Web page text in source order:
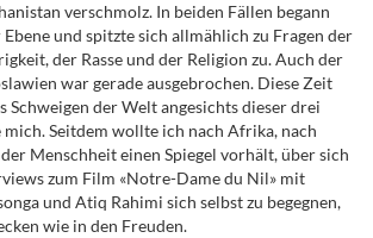
verschmolz. In beiden Fällen begann
und spitzte sich allmählich zu Fragen der
der Rasse und der Religion zu. Auch der
war gerade ausgebrochen. Diese Zeit
Schweigen der Welt angesichts dieser drei
mich. Seitdem wollte ich nach Afrika, nach
der Menschheit einen Spiegel vorhält, über sich
zum Film «Notre-Dame du Nil» mit
und Atiq Rahimi sich selbst zu begegnen,
wie in den Freuden.